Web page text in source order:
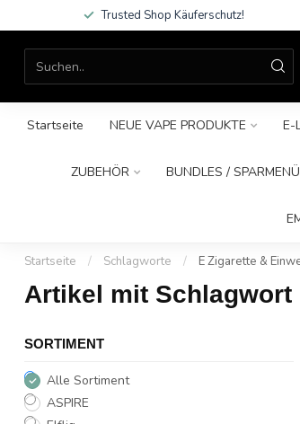
Trusted Shop Käuferschutz!
Startseite NEUE VAPE PRODUKTE E-
ZUBEHÖR BUNDLES /
Startseite / Schlagworte / E Zigarette &
Artikel mit Schlagwort
SORTIMENT
Alle Sortiment
ASPIRE